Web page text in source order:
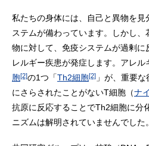
私たちの身体には、自己と異物を
ステムが備わっています。しかし
物に対して、免疫システムが過剰
レルギー疾患が発症します。アレル
胞[2]の1つ「Th2細胞[2] 」が、重要
にさらされたことがないT細胞（ナ
抗原に反応することでTh2細胞に分
ニズムは解明されていませんでした。